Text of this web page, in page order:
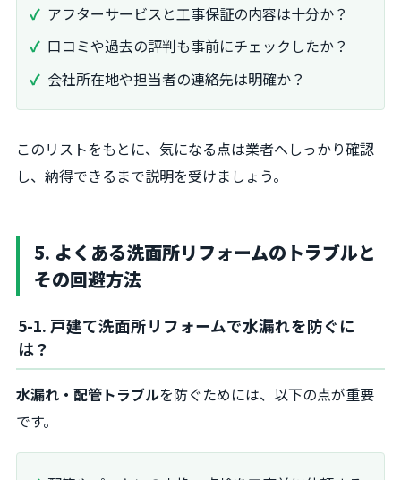
アフターサービスと工事保証の内容は十分か？
口コミや過去の評判も事前にチェックしたか？
会社所在地や担当者の連絡先は明確か？
このリストをもとに、気になる点は業者へしっかり確認
し、納得できるまで説明を受けましょう。
5. よくある洗面所リフォームのトラブルと
その回避方法
5-1. 戸建て洗面所リフォームで水漏れを防ぐに
は？
水漏れ・配管トラブルを防ぐためには、以下の点が重要
です。